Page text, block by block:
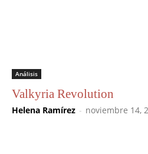
Análisis
Valkyria Revolution
Helena Ramírez - noviembre 14,